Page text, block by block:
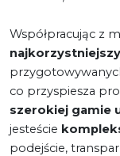
Współpracując z
co przyspiesza
szerokiej gamie
jesteście
podejście,